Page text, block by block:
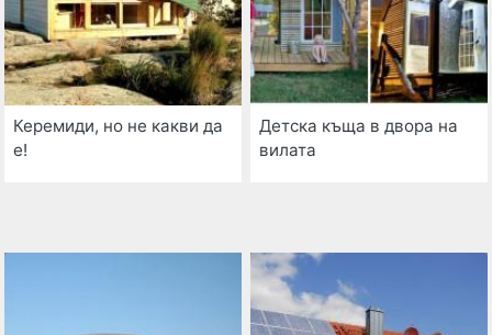
Керемиди, но не какви да
е!
Детска къща в двора на
вилата